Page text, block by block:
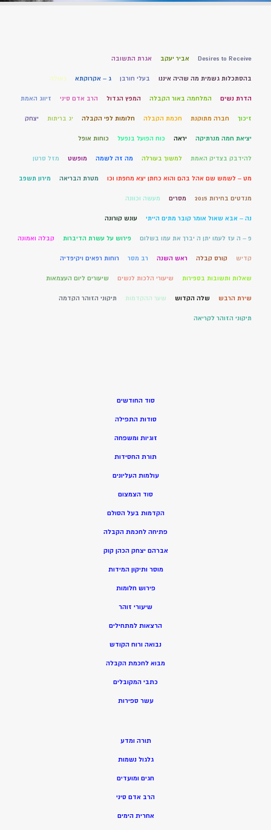
Desires to Receive אביר יעקב אגרת התשובה
בהסתכלות גשמית מה שהיה איננו בעלי חורבן ג – אקרוקתא גאולה
הדרת נשים המלחמה באור הקבלה המפץ הגדול הרב אדם סיני זיווג האמת
זיכוך חברה מתוקנת חכמת הקבלה חלומות לפי הקבלה יג בריתות יצחק
יציאת חמה מנרתיקה יראה כוח הפועל בנפעל כוחות אופל
להידבק בצדיק האמת למשוך בעורלה מה זה לשמה מופשט מזל סרטן
מט – לשמש שם אהל בהם והוא כחתן יצא מחפתו וכו מטרת הבריאה מירון תשפב
מנדטים בחירות 2015 מסרים מעשה וכוונה
נה – אבא שאול אומר קובר מתים הייתי עונש קורונה
פ – ה עז לעמו יתן ה יברך את עמו בשלום פירוש על עשרת הדיברות קבלה ואמונה
קדיש קורס קבלה ראש השנה רב מסר רוחות רפאים ויקיפדיה
שאלות ותשובות בספירות שיעורי הלכות לנשים שיעורים ליום העצמאות
שירת הרבש שלה הקדוש שער ההקדמות תיקוני הזוהר הקדמה
תיקוני הזוהר לקריאה
סוד החודשים
סודות התפילה
זוגיות ומשפחה
תורת החסידות
עולמות העליונים
סוד הצמצום
הקדמות בעל הסולם
פתיחה לחכמת הקבלה
אברהם יצחק הכהן קוק
מוסר ותיקון המידות
פירוש חלומות
שיעורי זוהר
הרצאות למתחילים
נבואה ורוח הקודש
מבוא לחכמת הקבלה
כתבי המקובלים
עשר ספירות
תורה ומדע
גלגול נשמות
חגים ומועדים
הרב אדם סיני
אחרית הימים